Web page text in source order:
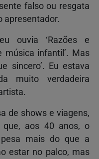
falso ou resgata
apresentador.
ouvia ‘Razões e
música infantil’. Mas
sincero’. Eu estava
muito verdadeira
de shows e viagens,
aos 40 anos, o
mais do que a
estar no palco, mas